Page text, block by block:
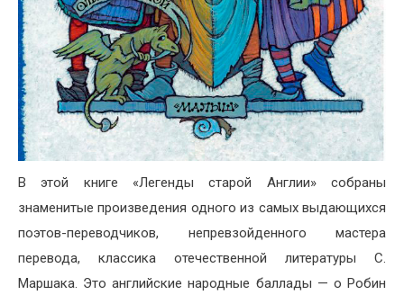
В этой книге «Легенды старой Англии» собраны
знаменитые произведения одного из самых выдающихся
поэтов-переводчиков, непревзойденного мастера
перевода, классика отечественной литературы С.
Маршака. Это английские народные баллады — о Робин